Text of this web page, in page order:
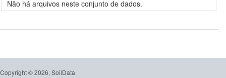
Não há arquivos neste conjunto de dados.
Copyright © 2026, SoilData